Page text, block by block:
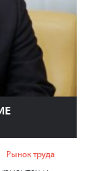
Рынок труда